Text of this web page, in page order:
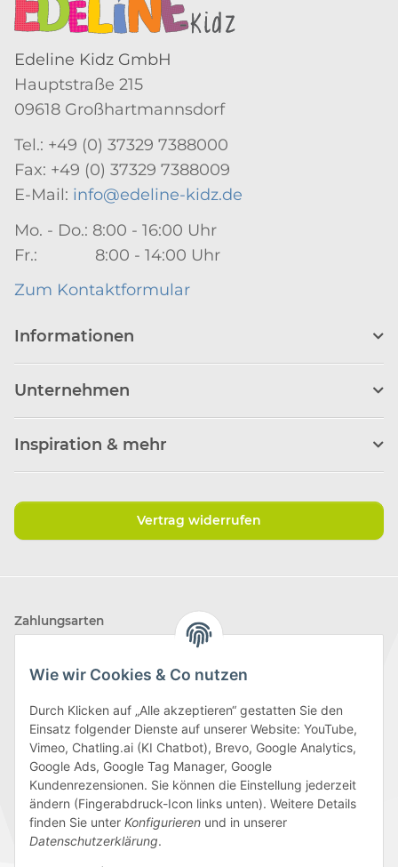
Wie wir Cookies & Co nutzen
Durch Klicken auf „Alle akzeptieren“ gestatten Sie den
Einsatz folgender Dienste auf unserer Website: YouTube,
Vimeo, Chatling.ai (KI Chatbot), Brevo, Google Analytics,
Google Ads, Google Tag Manager, Google
Kundenrezensionen. Sie können die Einstellung jederzeit
ändern (Fingerabdruck-Icon links unten). Weitere Details
finden Sie unter Konfigurieren und in unserer
Datenschutzerklärung.
Edeline Kidz GmbH
Hauptstraße 215
09618 Großhartmannsdorf
Tel.: +49 (0) 37329 7388000
Fax: +49 (0) 37329 7388009
E-Mail: info@edeline-kidz.de
Mo. - Do.: 8:00 - 16:00 Uhr
Fr.: 8:00 - 14:00 Uhr
Zum Kontaktformular
Informationen
Unternehmen
Inspiration & mehr
Vertrag widerrufen
Zahlungsarten
Wir versenden mit
Folge uns